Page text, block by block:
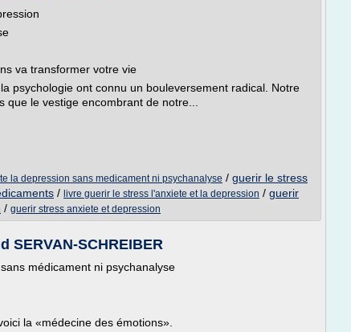
va transformer votre vie
psychologie ont connu un bouleversement radical. Notre
le vestige encombrant de notre...
la depression sans medicament ni psychanalyse / guerir le stress
/ livre guerir le stress l'anxiete et la depression / guerir
/ guerir stress anxiete et depression
SERVAN-SCHREIBER
médicament ni psychanalyse
la «médecine des émotions».